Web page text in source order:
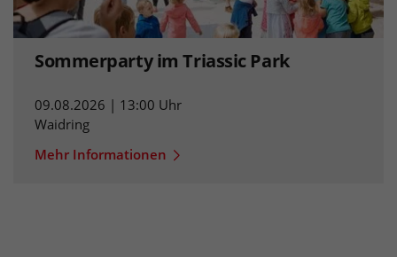
Sommerparty im Triassic Park
09.08.2026 | 13:00 Uhr
Waidring
Mehr Informationen